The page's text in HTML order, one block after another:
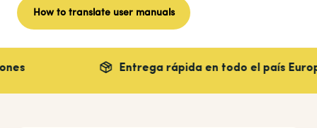
How to translate user manuals
Entrega rápida en todo el paísEurope